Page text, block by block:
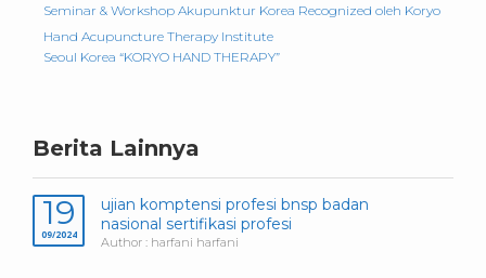
Seminar & Workshop Akupunktur Korea Recognized oleh Koryo
Hand Acupuncture Therapy Institute
Seoul Korea “KORYO HAND THERAPY”
Berita Lainnya
19
09/2024
ujian komptensi profesi bnsp badan
nasional sertifikasi profesi
Author : harfani harfani